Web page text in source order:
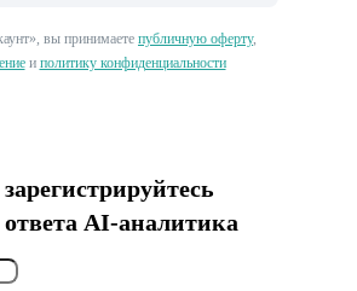
вы принимаете публичную оферту,
и политику конфиденциальности
AI-аналитика